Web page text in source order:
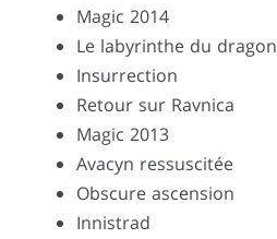
Magic 2014
Le labyrinthe du dragon
Insurrection
Retour sur Ravnica
Magic 2013
Avacyn ressuscitée
Obscure ascension
Innistrad